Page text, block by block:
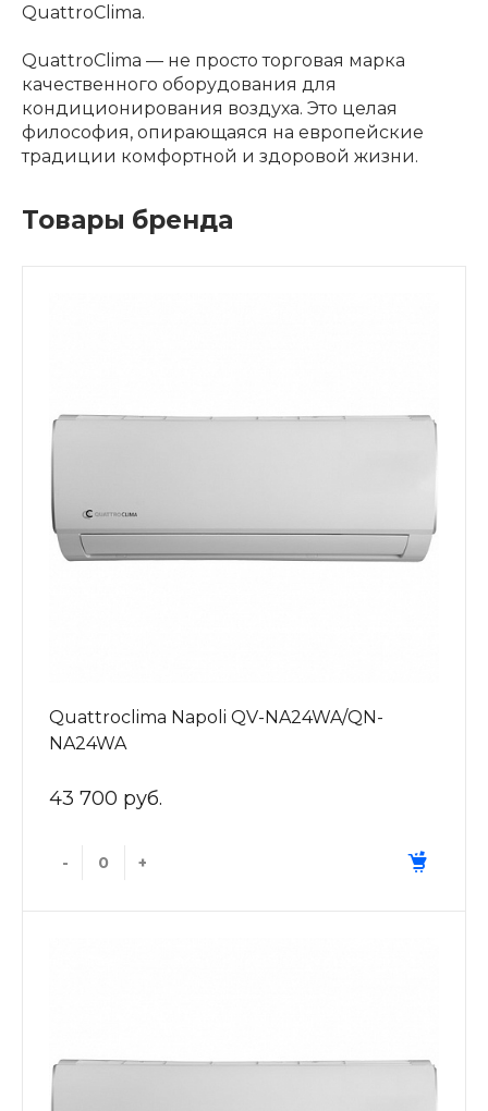
QuattroClima.
QuattroClima — не просто торговая марка
качественного оборудования для
кондиционирования воздуха. Это целая
философия, опирающаяся на европейские
традиции комфортной и здоровой жизни.
Товары бренда
Quattroclima Napoli QV-NA24WA/QN-
NA24WA
43 700 руб.
- +